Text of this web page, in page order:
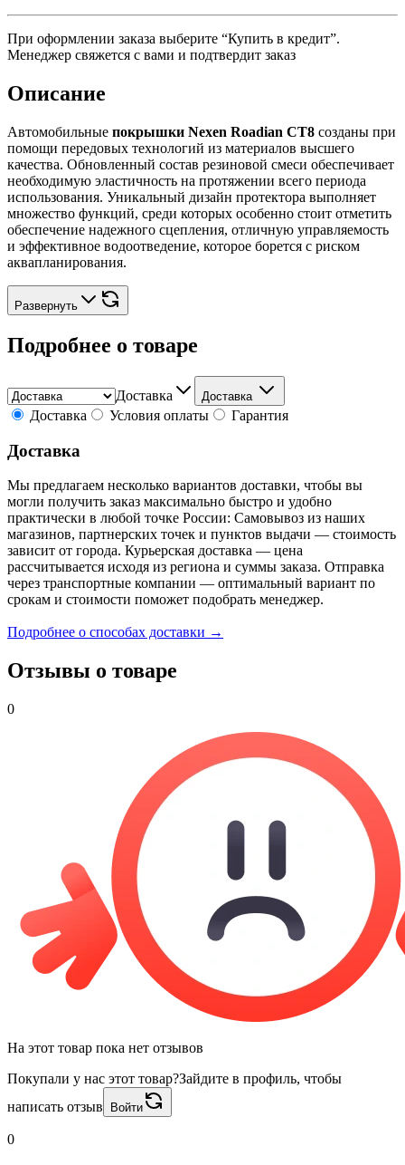
При оформлении заказа выберите “Купить в кредит”.
Менеджер свяжется с вами и подтвердит заказ
Описание
Автомобильные покрышки Nexen Roadian CT8 созданы при
помощи передовых технологий из материалов высшего
качества. Обновленный состав резиновой смеси обеспечивает
необходимую эластичность на протяжении всего периода
использования. Уникальный дизайн протектора выполняет
множество функций, среди которых особенно стоит отметить
обеспечение надежного сцепления, отличную управляемость
и эффективное водоотведение, которое борется с риском
аквапланирования.
Развернуть
Подробнее о товаре
Доставка Доставка
Доставка Условия оплаты Гарантия
Доставка
Мы предлагаем несколько вариантов доставки, чтобы вы
могли получить заказ максимально быстро и удобно
практически в любой точке России: Самовывоз из наших
магазинов, партнерских точек и пунктов выдачи — стоимость
зависит от города. Курьерская доставка — цена
рассчитывается исходя из региона и суммы заказа. Отправка
через транспортные компании — оптимальный вариант по
срокам и стоимости поможет подобрать менеджер.
Подробнее о способах доставки →
Отзывы о товаре
0
На этот товар пока нет отзывов
Покупали у нас этот товар?Зайдите в профиль, чтобы
написать отзыв
Войти
0